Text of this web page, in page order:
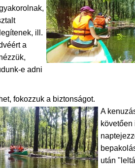
ill.
a
e adni
fokozzuk a biztonságot.
A
követően
után